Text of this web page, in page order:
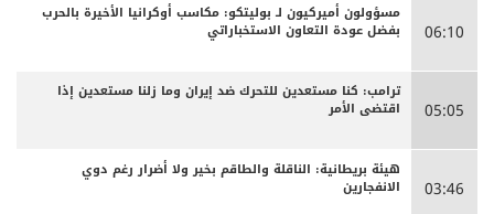
06:10
مسؤولون أميركيون لـ بوليتكو: مكاسب أوكرانيا الأخيرة بالحرب
بفضل عودة التعاون الاستخباراتي
05:05
ترامب: كنا مستعدين للتحرك ضد إيران وما زلنا مستعدين إذا
اقتضى الأمر
03:46
هيئة بريطانية: الناقلة والطاقم بخير ولا أضرار رغم دوي
الانفجارين